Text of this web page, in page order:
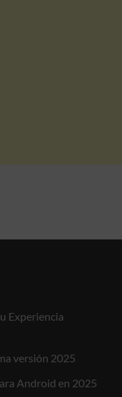
Experiencia
versión 2025
Android en 2025